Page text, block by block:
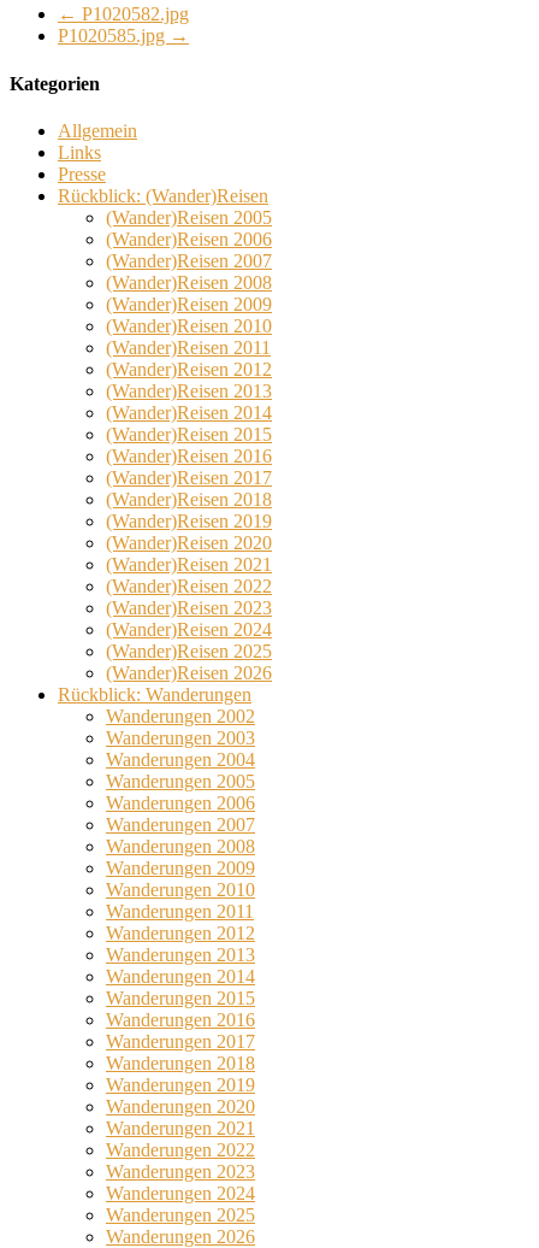
← P1020582.jpg
P1020585.jpg →
Kategorien
Allgemein
Links
Presse
Rückblick: (Wander)Reisen
(Wander)Reisen 2005
(Wander)Reisen 2006
(Wander)Reisen 2007
(Wander)Reisen 2008
(Wander)Reisen 2009
(Wander)Reisen 2010
(Wander)Reisen 2011
(Wander)Reisen 2012
(Wander)Reisen 2013
(Wander)Reisen 2014
(Wander)Reisen 2015
(Wander)Reisen 2016
(Wander)Reisen 2017
(Wander)Reisen 2018
(Wander)Reisen 2019
(Wander)Reisen 2020
(Wander)Reisen 2021
(Wander)Reisen 2022
(Wander)Reisen 2023
(Wander)Reisen 2024
(Wander)Reisen 2025
(Wander)Reisen 2026
Rückblick: Wanderungen
Wanderungen 2002
Wanderungen 2003
Wanderungen 2004
Wanderungen 2005
Wanderungen 2006
Wanderungen 2007
Wanderungen 2008
Wanderungen 2009
Wanderungen 2010
Wanderungen 2011
Wanderungen 2012
Wanderungen 2013
Wanderungen 2014
Wanderungen 2015
Wanderungen 2016
Wanderungen 2017
Wanderungen 2018
Wanderungen 2019
Wanderungen 2020
Wanderungen 2021
Wanderungen 2022
Wanderungen 2023
Wanderungen 2024
Wanderungen 2025
Wanderungen 2026